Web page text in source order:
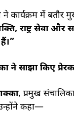
ने कार्यक्रम में
राष्ट्र सेवा
ने साझा किए प्रेरक
, प्रमुख
उन्होंने कहा—